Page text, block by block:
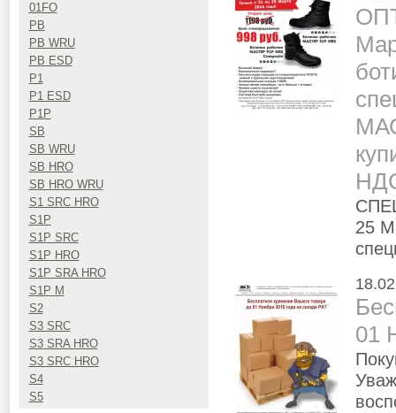
01FO
PB
PB WRU
PB ESD
P1
P1 ESD
P1P
SB
SB WRU
SB HRO
SB HRO WRU
S1 SRC HRO
S1P
S1P SRC
S1P HRO
S1P SRA HRO
S1P M
S2
S3 SRC
S3 SRA HRO
S3 SRC HRO
S4
S5
25
01